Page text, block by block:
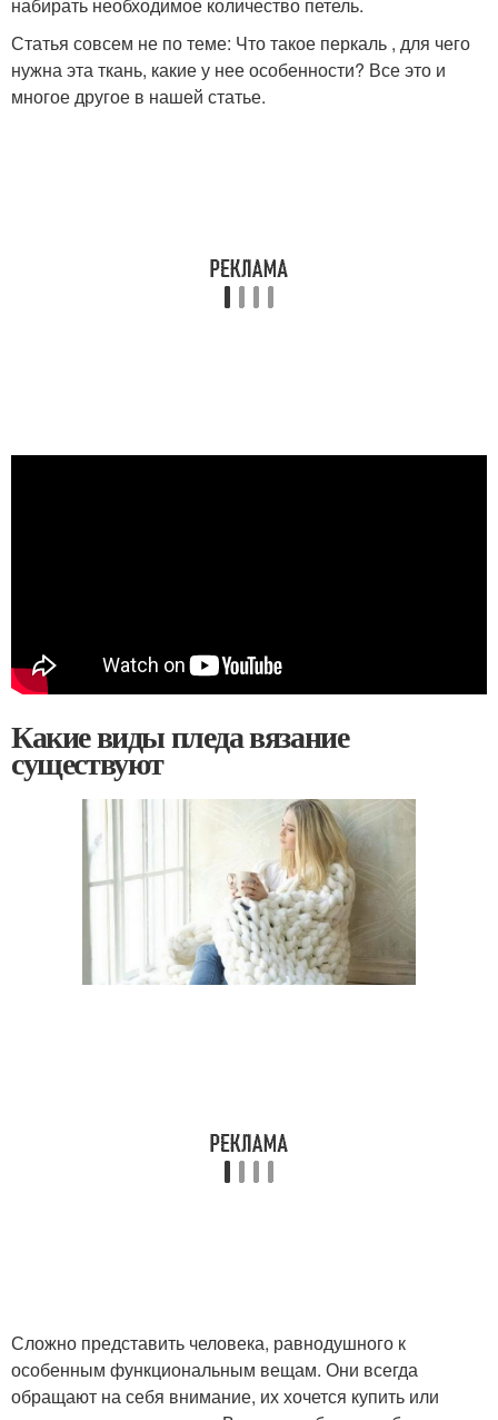
Статья совсем не по теме: Что такое перкаль , для чего
нужна эта ткань, какие у нее особенности? Все это и
многое другое в нашей статье.
Какие виды пледа вязание
существуют
Сложно представить человека, равнодушного к
особенным функциональным вещам. Они всегда
обращают на себя внимание, их хочется купить или